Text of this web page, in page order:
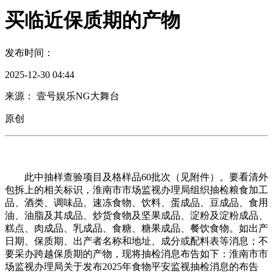
买临近保质期的产物
发布时间：
2025-12-30 04:44
来源： 壹号娱乐NG大舞台
原创
此中抽样查验项目及格样品60批次（见附件）。要看清外
包拆上的相关标识，淮南市市场监视办理局组织抽检粮食加工
品、酒类、调味品、速冻食物、饮料、蛋成品、豆成品、食用
油、油脂及其成品、炒货食物及坚果成品、淀粉及淀粉成品、
糕点、肉成品、乳成品、食糖、糖果成品、餐饮食物。如出产
日期、保质期、出产者名称和地址、成分或配料表等消息；不
要采办跨越保质期的产物，现将抽检消息布告如下：淮南市市
场监视办理局关于发布2025年食物平安监视抽检消息的布告